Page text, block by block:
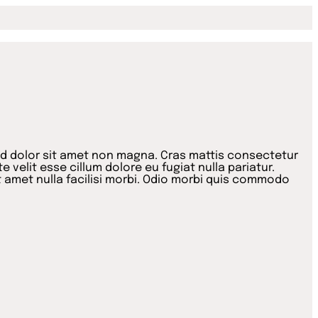
dolor sit amet non magna. Cras mattis consectetur
velit esse cillum dolore eu fugiat nulla pariatur.
nulla facilisi morbi. Odio morbi quis commodo